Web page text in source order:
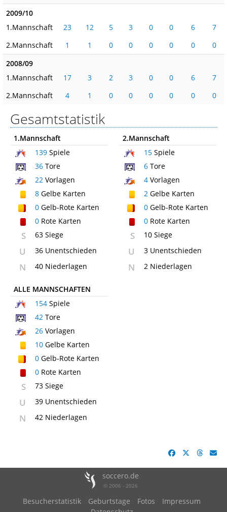
2009/10
1.Mannschaft
23 12 5 3 0 0 6
7
2.Mannschaft
1 1 0 0 0 0 0
0
2008/09
1.Mannschaft
17 3 2 3 0 0 6
7
2.Mannschaft
4 1 0 0 0 0 0 0
Gesamtstatistik
1.Mannschaft
139 Spiele
36 Tore
22 Vorlagen
8 Gelbe Karten
0 Gelb-Rote Karten
0 Rote Karten
S 63 Siege
U 36 Unentschieden
N 40 Niederlagen
2.Mannschaft
15Spiele
6Tore
4Vorlagen
2Gelbe Karten
0Gelb-Rote Karten
0Rote Karten
S 10 Siege
U 3 Unentschieden
N 2 Niederlagen
ALLE MANNSCHAFTEN
154 Spiele
42 Tore
26 Vorlagen
10 Gelbe Karten
0 Gelb-Rote Karten
0 Rote Karten
S 73 Siege
U 39 Unentschieden
N 42 Niederlagen
soccero.de
© 2006 - 2026
Besucherstatistik Geburtstage Fotos
Impressum